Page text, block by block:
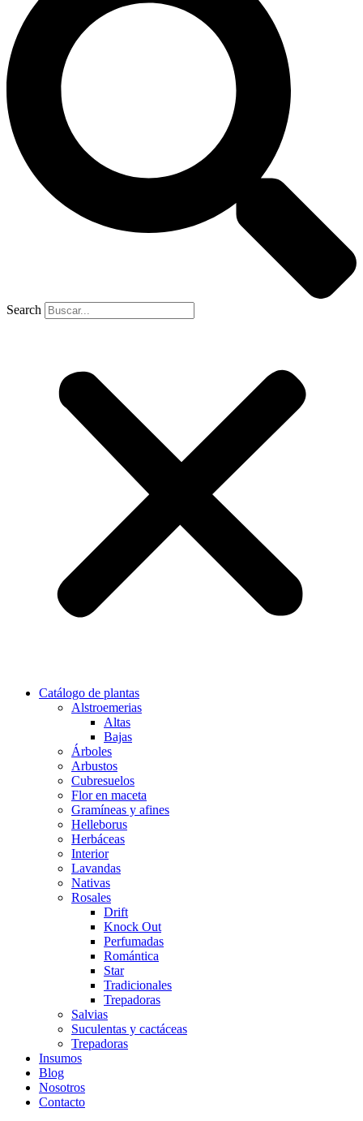
Search
Catálogo de plantas
Alstroemerias
Altas
Bajas
Árboles
Arbustos
Cubresuelos
Flor en maceta
Gramíneas y afines
Helleborus
Herbáceas
Interior
Lavandas
Nativas
Rosales
Drift
Knock Out
Perfumadas
Romántica
Star
Tradicionales
Trepadoras
Salvias
Suculentas y cactáceas
Trepadoras
Insumos
Blog
Nosotros
Contacto